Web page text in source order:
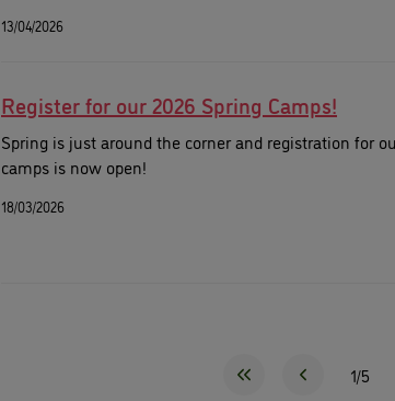
13/04/2026
Register for our 2026 Spring Camps!
Spring is just around the corner and registration for
camps is now open!
18/03/2026
1/5